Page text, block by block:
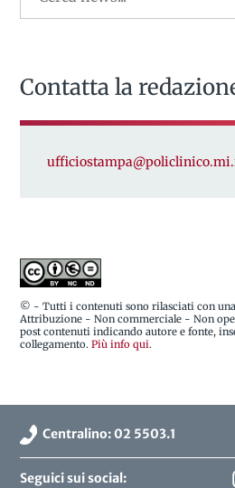
Contatta la
© - Tutti i contenuti sono rilasciati con una
Attribuzione - Non commerciale - Non
post contenuti indicando autore e fonte,
collegamento.Più info qui.
Centralino: 02 5503.1
Seguici sui social: